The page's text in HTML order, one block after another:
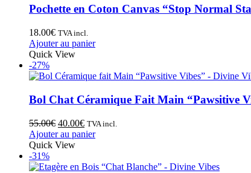
Pochette en Coton Canvas “Stop Normal
18.00€ TVA incl.
Ajouter au panier
Quick View
-27%
Bol Chat Céramique Fait Main “Pawsitive
55.00€ 40.00€ TVA incl.
Ajouter au panier
Quick View
-31%